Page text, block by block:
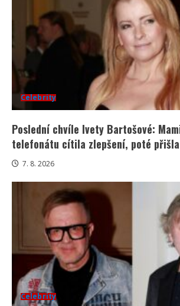
Celebrity
Poslední chvíle Ivety Bartošové:
telefonátu cítila zlepšení, poté
7. 8. 2026
Celebrity